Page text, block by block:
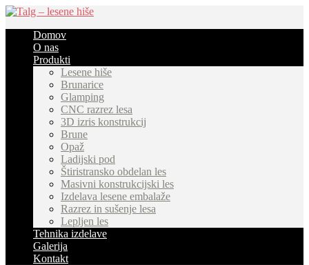
Domov
O nas
Produkti
Lesene hiše
Brunarice
Glamping
CNC razrez lesa
3D izris konstrukcij
Brune
Opaž
Ladijski pod
Štiristransko obdelan les
Masivni konstrukcijski les
Izdelava lesene embalaže
Razrez in sušenje lesa
Lepljen les
Tehnika izdelave
Galerija
Kontakt